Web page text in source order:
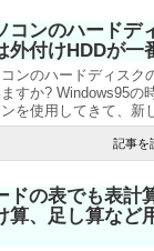
コンのハードデ
外付けHDDが一
ンのハードディスク
すか? Windows95の
ンを使用してきて、新
記事を
ドの表でも表計
算、足し算など